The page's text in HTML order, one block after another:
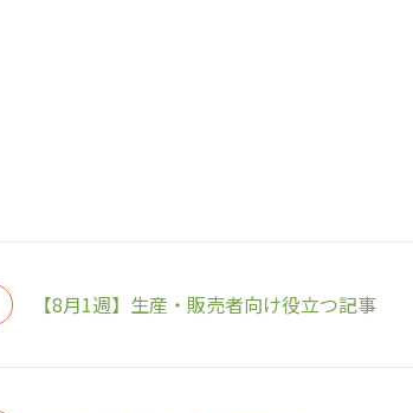
【8月1週】生産・販売者向け役立つ記事